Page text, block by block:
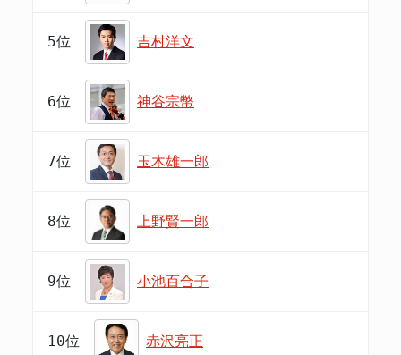
5位 吉村洋文
6位 神谷宗幣
7位 玉木雄一郎
8位 上野賢一郎
9位 小池百合子
10位 赤沢亮正